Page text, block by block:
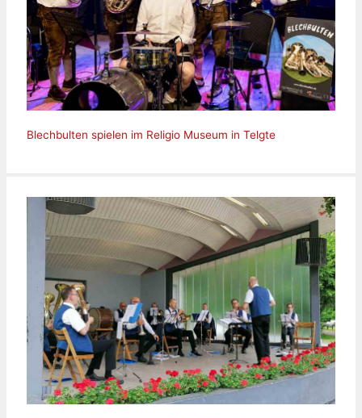
Blechbulten spielen im Religio Museum in Telgte